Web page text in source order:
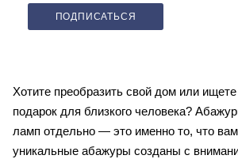
ПОДПИСАТЬСЯ
Хотите преобразить свой дом или
подарок для близкого человека?
ламп отдельно — это именно то, что
уникальные абажуры созданы с